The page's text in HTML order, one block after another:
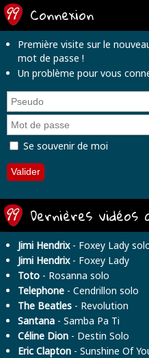
Connexion
Première visite sur le
mot de passe !
Un problème pour vous
Se souvenir de moi
Dernières vidéos
Jimi Hendrix- Foxey Lady
Jimi Hendrix- Foxey Lady
Toto - Rosanna solo
Telephone - Cendrillon solo
The Beatles - Revolution
Santana - Samba Pa Ti
Céline Dion - Destin Solo
Eric Clapton - Sunshine Of